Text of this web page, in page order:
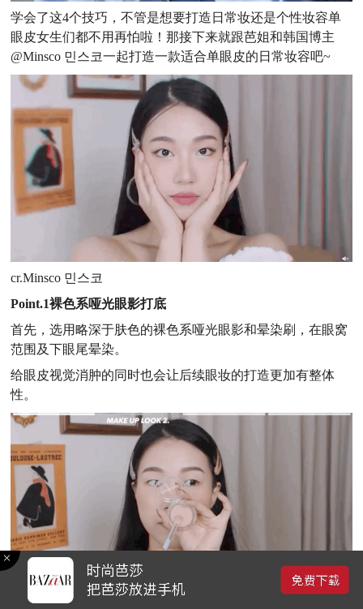
学会了这4个技巧，不管是想要打造日常妆还是个性妆容单
眼皮女生们都不用再怕啦！那接下来就跟芭姐和韩国博主
@Minsco 민스코一起打造一款适合单眼皮的日常妆容吧~
cr.Minsco 민스코
Point.1裸色系哑光眼影打底
首先，选用略深于肤色的裸色系哑光眼影和晕染刷，在眼窝
范围及下眼尾晕染。
给眼皮视觉消肿的同时也会让后续眼妆的打造更加有整体
性。